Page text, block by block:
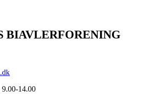
BIAVLERFORENING
9.00-14.00